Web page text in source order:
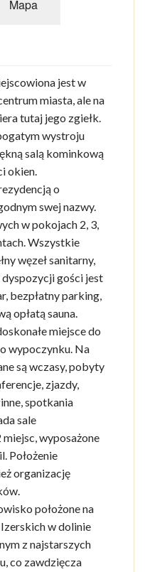
Mapa
jest w
miasta, ale na
tutaj jego zgiełk.
wystroju
salą kominkową
okien.
o
swej nazwy.
w pokojach 2, 3,
Wszystkie
węzeł sanitarny,
gości jest
bezpłatny parking,
opłatą sauna.
miejsce do
wypoczynku. Na
są wczasy, pobyty
zjazdy,
spotkania
sale
wyposażone
Położenie
organizację
położone na
w dolinie
z najstarszych
co zawdzięcza